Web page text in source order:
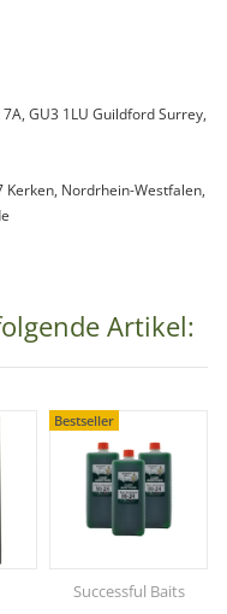
GU3 1LU Guildford Surrey,
Kerken, Nordrhein-Westfalen,
Artikel:
Bestseller
Successful Baits